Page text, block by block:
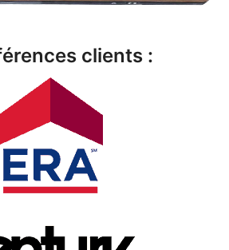
clients :